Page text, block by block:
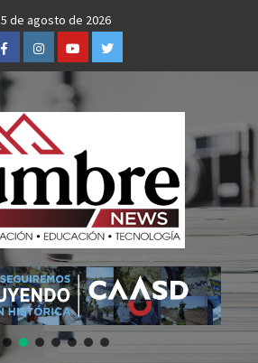
5 de agosto de 2026
FacebookInstagramYoutubeTwitter